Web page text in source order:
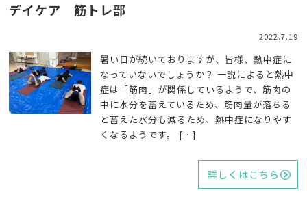
デイケア 筋トレ部
2022.7.19
暑い日が続いておりますが、皆様、熱中症に
なっていないでしょうか？ 一説によると熱中
症は「筋肉」が関係しているようで、筋肉の
中に水分を蓄えているため、筋肉量が落ちる
と蓄えた水分も減るため、熱中症になりやす
くなるようです。 […]
詳しくはこちら